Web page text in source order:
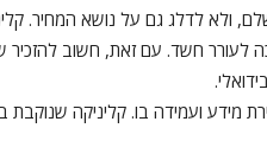
ולא לדלג גם על נושא המחיר.
לעורר חשד. עם זאת, חשוב להזכיר
מידע ועמידה בו. קליניקה שנוקבת